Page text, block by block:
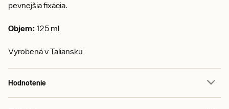
pevnejšia fixácia.
Objem: 125 ml
Vyrobená v Taliansku
Hodnotenie